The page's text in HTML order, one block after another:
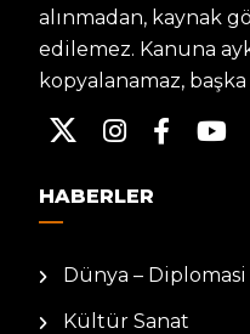
alınmadan, kaynak
edilemez. Kanuna
kopyalanamaz,
HABERLER
Dünya – Diplomasi
Kültür Sanat